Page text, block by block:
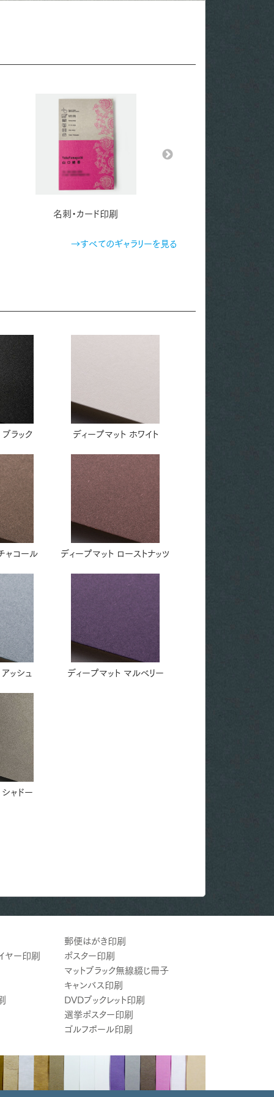
名刺・カード印刷
→すべてのギャラリーを見る
ラック ディープマット ホワイト
ャコール ディープマット ローストナッツ
ッシュ ディープマット マルベリー
ャドー
郵便はがき印刷
ヤー印刷
ポスター印刷
マットブラック無線綴じ冊子
キャンバス印刷
DVDブックレット印刷
選挙ポスター印刷
ゴルフボール印刷